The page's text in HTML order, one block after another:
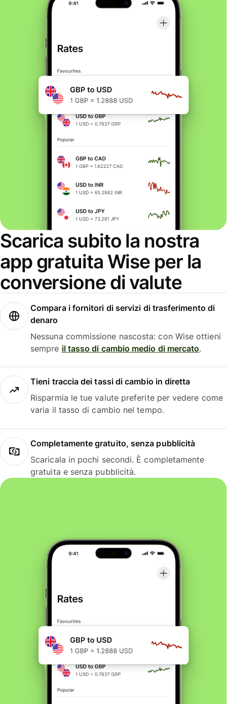
Scarica subito la nostra
app gratuita Wise per la
conversione di valute
Compara i fornitori di servizi di trasferimento di
denaro
Nessuna commissione nascosta: con Wise ottieni
sempre il tasso di cambio medio di mercato.
Tieni traccia dei tassi di cambio in diretta
Risparmia le tue valute preferite per vedere come
varia il tasso di cambio nel tempo.
Completamente gratuito, senza pubblicità
Scaricala in pochi secondi. È completamente
gratuita e senza pubblicità.